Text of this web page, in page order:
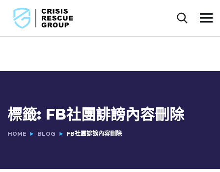
標籤: FB社團誹謗內容刪除
HOME BLOG FB社團誹謗內容刪除